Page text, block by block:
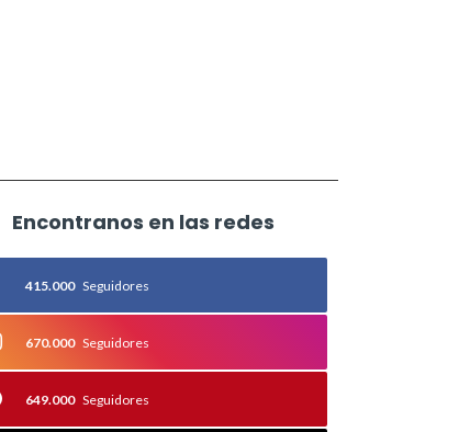
Encontranos en las redes
415.000 Seguidores
670.000 Seguidores
649.000 Seguidores